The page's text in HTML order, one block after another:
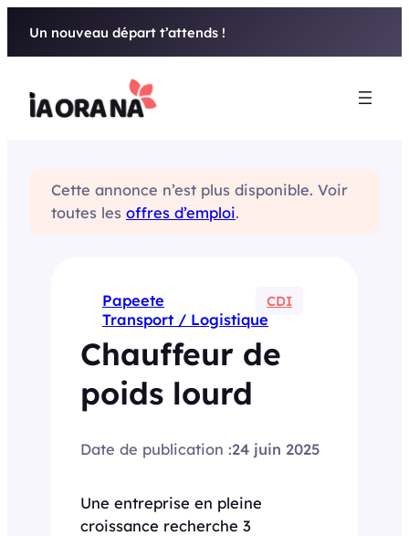
Un nouveau départ t’attends !
Cette annonce n’est plus disponible. Voir
toutes les offres d’emploi.
Papeete CDI
Transport / Logistique
Chauffeur de
poids lourd
Date de publication :24 juin 2025
Une entreprise en pleine
croissance recherche 3